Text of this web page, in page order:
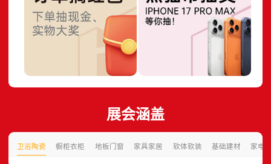
展会涵盖
卫浴陶瓷 橱柜衣柜 地板门窗 家具家居 软体软装 基础建材 家电